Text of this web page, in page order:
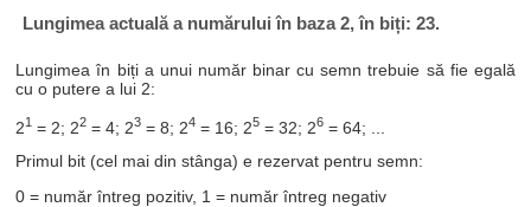
Lungimea actuală a numărului în baza 2, în biți: 23.
Lungimea în biți a unui număr binar cu semn trebuie să fie egală
cu o putere a lui 2:
21 = 2; 22 = 4; 23 = 8; 24 = 16; 25 = 32; 26 = 64; ...
Primul bit (cel mai din stânga) e rezervat pentru semn:
0 = număr întreg pozitiv, 1 = număr întreg negativ